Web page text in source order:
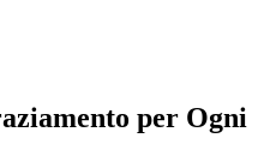
per Ogni